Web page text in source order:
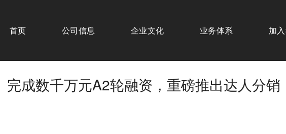
首页 公司信息 企业文化 业务体系 加
成数千万元A2轮融资，重磅推出达人分销